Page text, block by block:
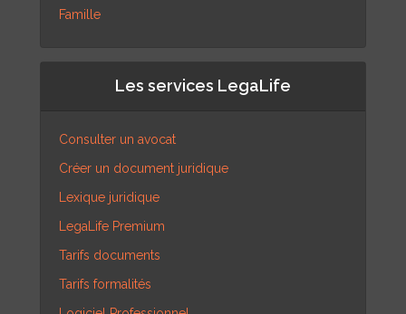
Famille
Les services LegaLife
Consulter un avocat
Créer un document juridique
Lexique juridique
LegaLife Premium
Tarifs documents
Tarifs formalités